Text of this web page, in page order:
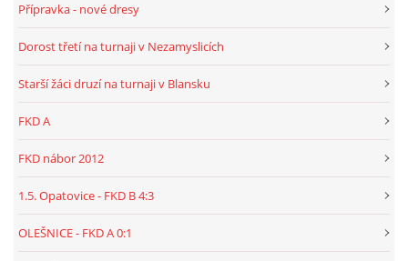
Přípravka - nové dresy
Dorost třetí na turnaji v Nezamyslicích
Starší žáci druzí na turnaji v Blansku
FKD A
FKD nábor 2012
1.5. Opatovice - FKD B 4:3
OLEŠNICE - FKD A 0:1